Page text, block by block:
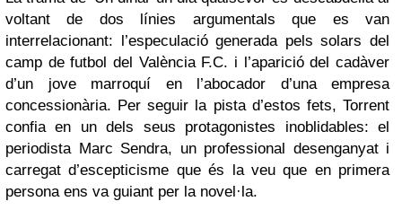
voltant de dos línies argumentals que es van
interrelacionant: l’especulació generada pels solars del
camp de futbol del València F.C. i l’aparició del cadàver
d’un jove marroquí en l’abocador d’una empresa
concessionària. Per seguir la pista d’estos fets, Torrent
confia en un dels seus protagonistes inoblidables: el
periodista Marc Sendra, un professional desenganyat i
carregat d’escepticisme que és la veu que en primera
persona ens va guiant per la novel·la.